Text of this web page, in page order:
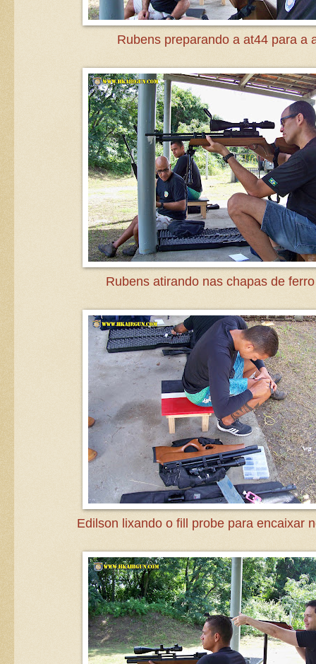
Rubens preparando a at44 para a
Rubens atirando nas chapas de
Edilson lixando o fill probe para encaixar